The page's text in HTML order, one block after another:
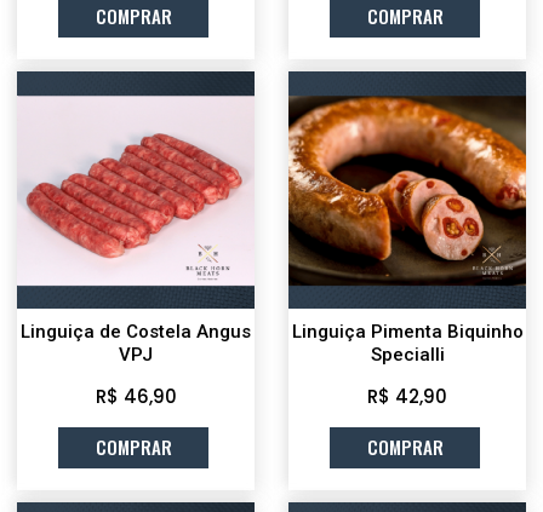
COMPRAR COMPRAR
Linguiça de Costela Angus
VPJ
R$ 46,90
COMPRAR
Linguiça Pimenta Biquinho
Specialli
R$ 42,90
COMPRAR